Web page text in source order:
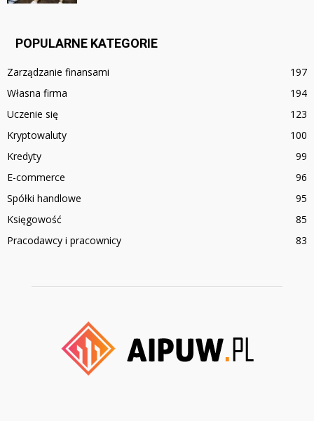
POPULARNE KATEGORIE
Zarządzanie finansami
197
Własna firma
194
Uczenie się
123
Kryptowaluty
100
Kredyty
99
E-commerce
96
Spółki handlowe
95
Księgowość
85
Pracodawcy i pracownicy
83